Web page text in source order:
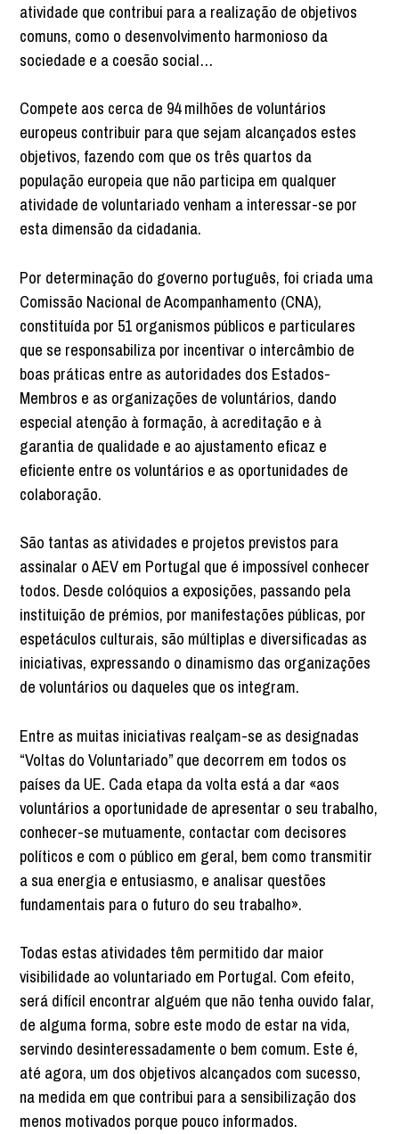
atividade que contribui para a realização de objetivos
comuns, como o desenvolvimento harmonioso da
sociedade e a coesão social…
Compete aos cerca de 94 milhões de voluntários
europeus contribuir para que sejam alcançados estes
objetivos, fazendo com que os três quartos da
população europeia que não participa em qualquer
atividade de voluntariado venham a interessar-se por
esta dimensão da cidadania.
Por determinação do governo português, foi criada uma
Comissão Nacional de Acompanhamento (CNA),
constituída por 51 organismos públicos e particulares
que se responsabiliza por incentivar o intercâmbio de
boas práticas entre as autoridades dos Estados-
Membros e as organizações de voluntários, dando
especial atenção à formação, à acreditação e à
garantia de qualidade e ao ajustamento eficaz e
eficiente entre os voluntários e as oportunidades de
colaboração.
São tantas as atividades e projetos previstos para
assinalar o AEV em Portugal que é impossível conhecer
todos. Desde colóquios a exposições, passando pela
instituição de prémios, por manifestações públicas, por
espetáculos culturais, são múltiplas e diversificadas as
iniciativas, expressando o dinamismo das organizações
de voluntários ou daqueles que os integram.
Entre as muitas iniciativas realçam-se as designadas
“Voltas do Voluntariado” que decorrem em todos os
países da UE. Cada etapa da volta está a dar «aos
voluntários a oportunidade de apresentar o seu trabalho,
conhecer-se mutuamente, contactar com decisores
políticos e com o público em geral, bem como transmitir
a sua energia e entusiasmo, e analisar questões
fundamentais para o futuro do seu trabalho».
Todas estas atividades têm permitido dar maior
visibilidade ao voluntariado em Portugal. Com efeito,
será difícil encontrar alguém que não tenha ouvido falar,
de alguma forma, sobre este modo de estar na vida,
servindo desinteressadamente o bem comum. Este é,
até agora, um dos objetivos alcançados com sucesso,
na medida em que contribui para a sensibilização dos
menos motivados porque pouco informados.